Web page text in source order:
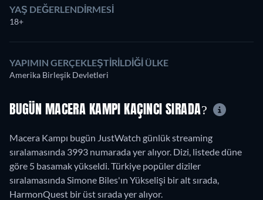
YAŞ DEĞERLENDIRMESI
18+
YAPIMIN GERÇEKLEŞTIRILDIĞI ÜLKE
Amerika Birleşik Devletleri
BUGÜN MACERA KAMPI KAÇINCI SIRADA?
Macera Kampı bugün JustWatch günlük streaming
sıralamasında 3993 numarada yer alıyor. Dizi, listede düne
göre 5 basamak yükseldi. Türkiye popüler diziler
sıralamasında Simone Biles'ın Yükselişi bir alt sırada,
HarmonQuest bir üst sırada yer alıyor.